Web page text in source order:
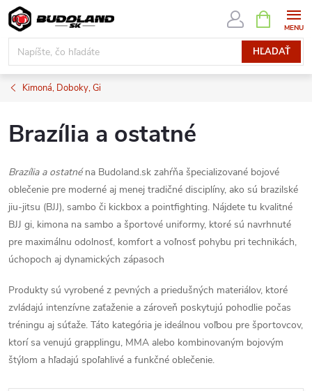
Prejsť
na
obsah
HĽADAŤ
KOŠÍK
Kimoná, Doboky, Gi
Brazília a ostatné
Brazília a ostatnéna Budoland.sk zahŕňa špecializované bojové
oblečenie pre moderné aj menej tradičné disciplíny, ako sú brazilské
jiu-jitsu (BJJ), sambo či kickbox a pointfighting. Nájdete tu kvalitné
BJJ gi, kimona na sambo a športové uniformy, ktoré sú navrhnuté
pre maximálnu odolnosť, komfort a voľnosť pohybu pri technikách,
úchopoch aj dynamických zápasoch
Produkty sú vyrobené z pevných a priedušných materiálov, ktoré
zvládajú intenzívne zaťaženie a zároveň poskytujú pohodlie počas
tréningu aj súťaže. Táto kategória je ideálnou voľbou pre športovcov,
ktorí sa venujú grapplingu, MMA alebo kombinovaným bojovým
štýlom a hľadajú spoľahlivé a funkčné oblečenie.